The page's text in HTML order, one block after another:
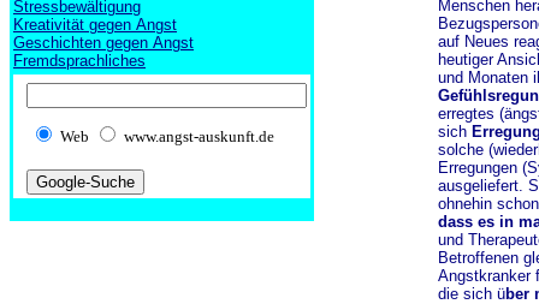
Stressbewältigung
Kreativität gegen Angst
Geschichten gegen Angst
Fremdsprachliches
Web www.angst-auskunft.de
Menschen
auf Neues
heutiger
und Monaten
erregtes
sich
solche
Erregungen
ausgeliefert.
ohnehin
dass es in
und
Betroffenen
Angstkranker
die sich über